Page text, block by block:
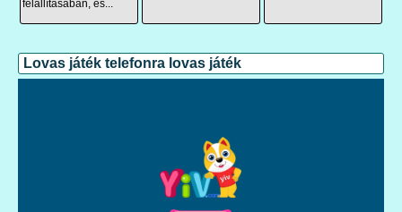
felállításában, és...
Lovas játék telefonra lovas játék